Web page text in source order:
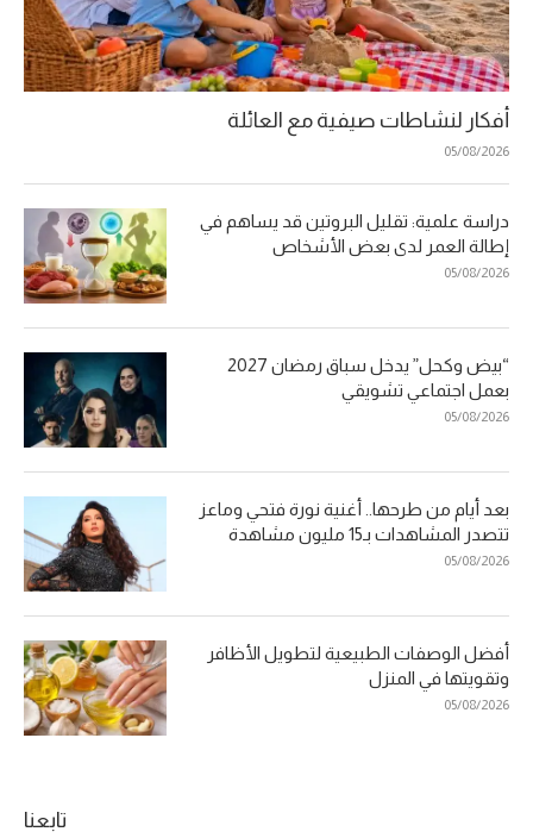
أفكار لنشاطات صيفية مع العائلة
05/08/2026
دراسة علمية: تقليل البروتين قد يساهم في
إطالة العمر لدى بعض الأشخاص
05/08/2026
“بيض وكحل” يدخل سباق رمضان 2027
بعمل اجتماعي تشويقي
05/08/2026
بعد أيام من طرحها.. أغنية نورة فتحي وماعز
تتصدر المشاهدات بـ15 مليون مشاهدة
05/08/2026
أفضل الوصفات الطبيعية لتطويل الأظافر
وتقويتها في المنزل
05/08/2026
تابعنا